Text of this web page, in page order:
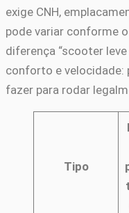
exige CNH,
pode variar conforme
diferença “scooter
conforto e velocidade:
fazer para rodar
Tipo